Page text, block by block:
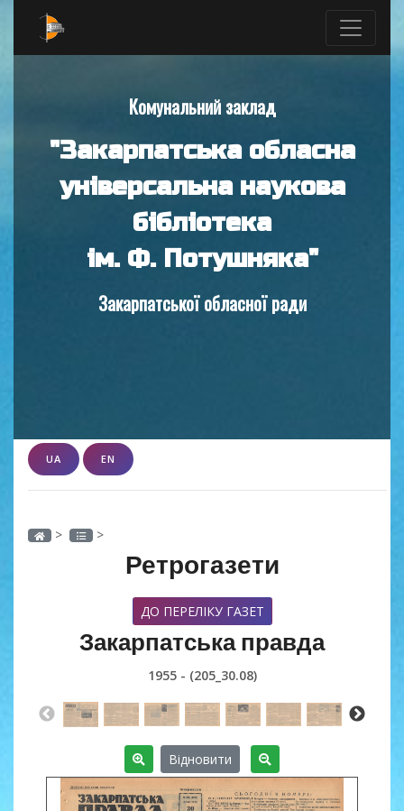
Комунальний заклад
"Закарпатська обласна
універсальна наукова
бібліотека
ім. Ф. Потушняка"
Закарпатської обласної ради
UA EN
> >
Ретрогазети
ДО ПЕРЕЛІКУ ГАЗЕТ
Закарпатська правда
1955 - (205_30.08)
Відновити